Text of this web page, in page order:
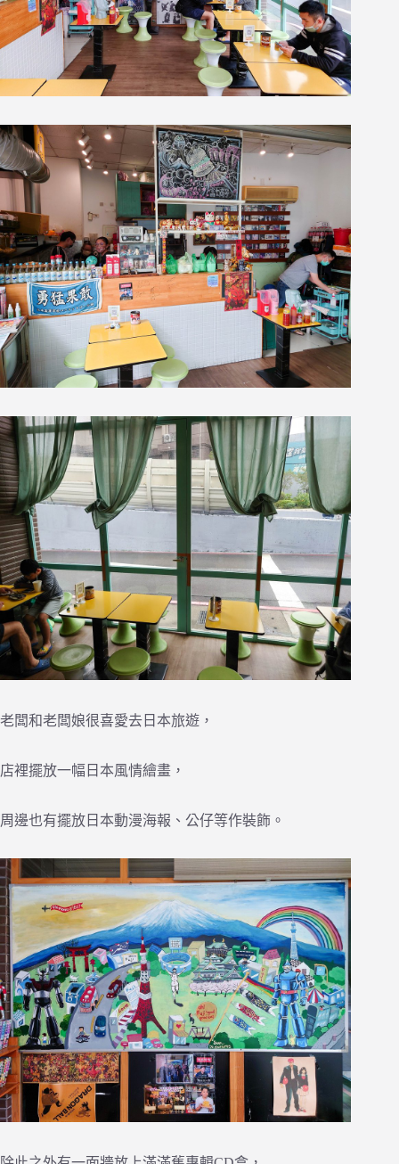
老闆和老闆娘很喜愛去日本旅遊，
店裡擺放一幅日本風情繪畫，
周邊也有擺放日本動漫海報、公仔等作裝飾。